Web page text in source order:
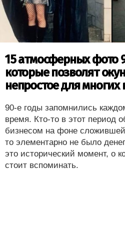
15 атмосферных фото
которые позволят
непростое для многих
90-е годы запомнились
время. Кто-то в этот период
бизнесом на фоне
то элементарно не было
это исторический момент, о
стоит вспоминать.